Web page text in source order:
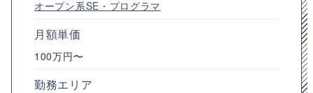
オープン系SE・プログラマ
月額単価
100万円〜
勤務エリア